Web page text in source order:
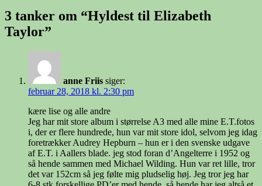
3 tanker om “Hyldest til Elizabeth
Taylor”
anne Friis siger:
februar 28, 2018 kl. 2:30 pm
kære lise og alle andre
Jeg har mit store album i størrelse A3 med alle mine E.T.fotos
i, der er flere hundrede, hun var mit store idol, selvom jeg idag
foretrækker Audrey Hepburn – hun er i den svenske udgave
af E.T. i Aallers blade. jeg stod foran d’Angelterre i 1952 og
så hende sammen med Michael Wilding. Hun var ret lille, tror
det var 152cm så jeg følte mig pludselig høj. Jeg tror jeg har